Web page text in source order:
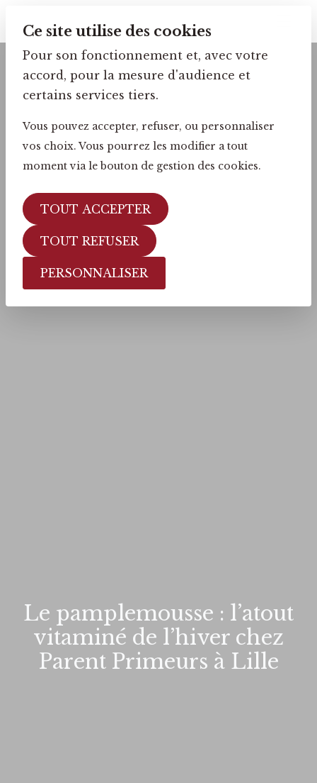
Ce site utilise des cookies
Pour son fonctionnement et, avec votre
accord, pour la mesure d'audience et
certains services tiers.
Vous pouvez accepter, refuser, ou personnaliser
vos choix. Vous pourrez les modifier a tout
moment via le bouton de gestion des cookies.
TOUT ACCEPTER
TOUT REFUSER
PERSONNALISER
Le pamplemousse : l’atout
vitaminé de l’hiver chez
Parent Primeurs à Lille